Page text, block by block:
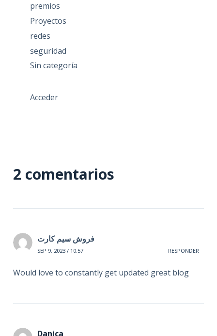
premios
Proyectos
redes
seguridad
Sin categoría
Acceder
2 comentarios
فروش سیم کارت
SEP 9, 2023 / 10:57 RESPONDER
Would love to constantly get updated great blog
Danica